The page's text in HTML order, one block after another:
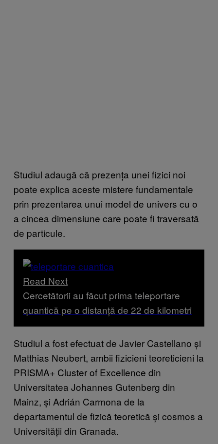
Studiul adaugă că prezența unei fizici noi
poate explica aceste mistere fundamentale
prin prezentarea unui model de univers cu o
a cincea dimensiune care poate fi traversată
de particule.
Read Next
Cercetătorii au făcut prima teleportare
quantică pe o distanță de 22 de kilometri
Studiul a fost efectuat de Javier Castellano și
Matthias Neubert, ambii fizicieni teoreticieni la
PRISMA+ Cluster of Excellence din
Universitatea Johannes Gutenberg din
Mainz, și Adrián Carmona de la
departamentul de fizică teoretică și cosmos a
Universității din Granada.